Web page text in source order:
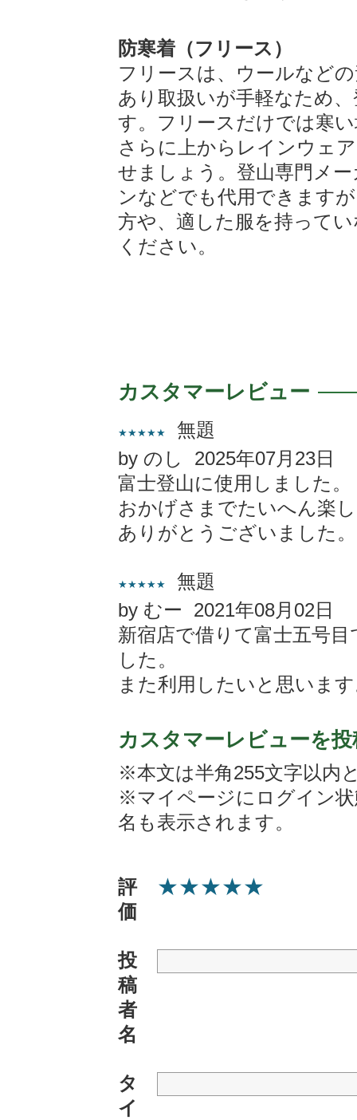
防寒着（フリース）
フリースは、ウールなど
あり取扱いが手軽なため
す。フリースだけでは寒
さらに上からレインウェ
せましょう。登山専門メ
ンなどでも代用できます
方や、適した服を持って
ください。
カスタマーレビュー
★★★★★
無題
by のし 2025年07月23日
富士登山に使用しました。
おかげさまでたいへん楽
ありがとうございました。
★★★★★
無題
by むー 2021年08月02日
新宿店で借りて富士五号
した。
また利用したいと思いま
カスタマーレビューを
※本文は半角255文字以内
※マイページにログイン
名も表示されます。
評
価
★★★★★
投
稿
者
名
タ
イ